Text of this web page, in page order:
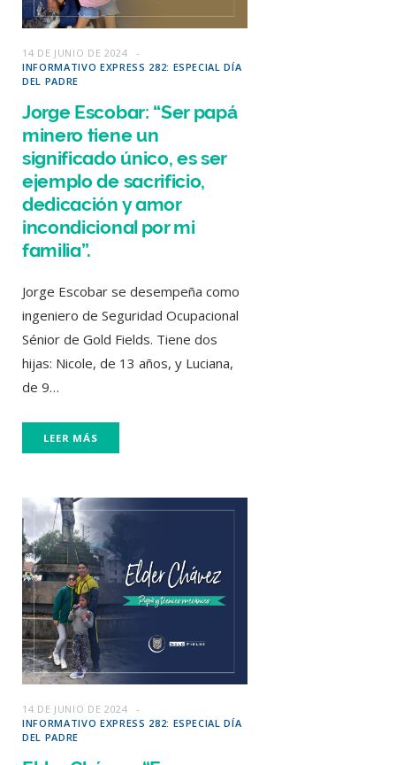
14 DE JUNIO DE 2024
INFORMATIVO EXPRESS 282: ESPECIAL DÍA
DEL PADRE
Jorge Escobar: “Ser papá
minero tiene un
significado único, es ser
ejemplo de sacrificio,
dedicación y amor
incondicional por mi
familia”.
Jorge Escobar se desempeña como
ingeniero de Seguridad Ocupacional
Sénior de Gold Fields. Tiene dos
hijas: Nicole, de 13 años, y Luciana,
de 9…
LEER MÁS
14 DE JUNIO DE 2024
INFORMATIVO EXPRESS 282: ESPECIAL DÍA
DEL PADRE